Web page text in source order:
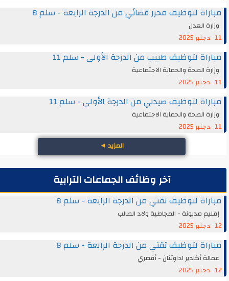
مباراة لتوظيف محرر قضائي من الدرجة الرابعة - سلم 8
وزارة العدل
11 دجنبر 2025
مباراة لتوظيف طبيب من الدرجة الأولى - سلم 11
وزارة الصحة والحماية الاجتماعية
11 دجنبر 2025
مباراة لتوظيف صيدلي من الدرجة الأولى - سلم 11
وزارة الصحة والحماية الاجتماعية
11 دجنبر 2025
المزيد◄
آخر وظائف الجماعات الترابية
مباراة لتوظيف تقني من الدرجة الرابعة - سلم 8
إقليم مديونة - المجاطية ولاد الطالب
12 دجنبر 2025
مباراة لتوظيف تقني من الدرجة الرابعة - سلم 8
عمالة أكادير اداوتنان - أقصري
12 دجنبر 2025